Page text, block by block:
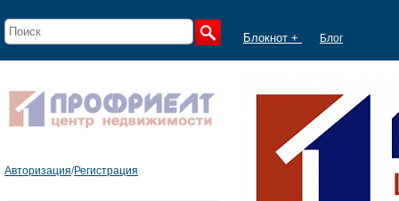
Блокнот + Блог
Авторизация/Регистрация